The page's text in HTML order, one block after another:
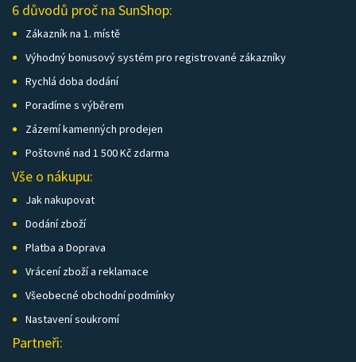
6 důvodů proč na SunShop:
Zákazník na 1. místě
Výhodný bonusový systém pro registrované zákazníky
Rychlá doba dodání
Poradíme s výběrem
Zázemí kamenných prodejen
Poštovné nad 1 500 Kč zdarma
Vše o nákupu:
Jak nakupovat
Dodání zboží
Platba a Doprava
Vrácení zboží a reklamace
Všeobecné obchodní podmínky
Nastavení soukromí
Partneři: